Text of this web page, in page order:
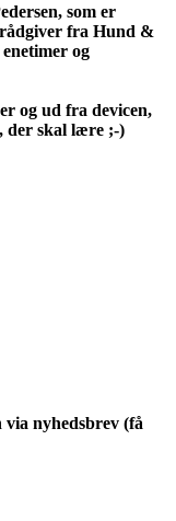
som er
fra Hund &
og
og ud fra devicen,
der skal lære ;-)
nyhedsbrev (få